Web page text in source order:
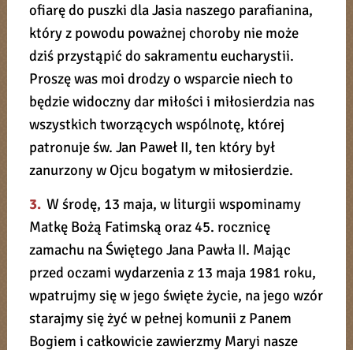
ofiarę do puszki dla Jasia naszego parafianina,
który z powodu poważnej choroby nie może
dziś przystąpić do sakramentu eucharystii.
Proszę was moi drodzy o wsparcie niech to
będzie widoczny dar miłości i miłosierdzia nas
wszystkich tworzących wspólnotę, której
patronuje św. Jan Paweł II, ten który był
zanurzony w Ojcu bogatym w miłosierdzie.
3. W środę, 13 maja, w liturgii wspominamy
Matkę Bożą Fatimską oraz 45. rocznicę
zamachu na Świętego Jana Pawła II. Mając
przed oczami wydarzenia z 13 maja 1981 roku,
wpatrujmy się w jego święte życie, na jego wzór
starajmy się żyć w pełnej komunii z Panem
Bogiem i całkowicie zawierzmy Maryi nasze